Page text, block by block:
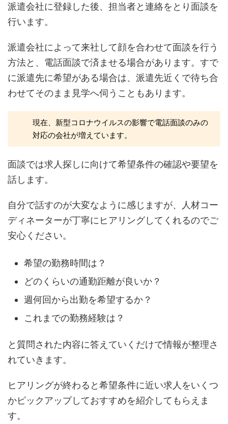
派遣会社に登録した後、担当者と連絡をとり面談を
行います。
派遣会社によって来社して顔を合わせて面談を行う
方法と、電話面談で済ませる場合があります。すで
に派遣先に希望がある場合は、派遣先近くで待ち合
わせてそのまま見学へ伺うこともあります。
現在、新型コロナウイルスの影響で電話面談のみの
対応の会社が増えています。
面談では求人探しに向けて希望条件の確認や要望を
話します。
自分で話すのが大変なように感じますが、人材コー
ディネーターが丁寧にヒアリングしてくれるのでご
安心ください。
希望の勤務時間は？
どのくらいの通勤距離が良いか？
週何回から出勤を希望するか？
これまでの勤務経験は？
と質問された内容に答えていくだけで情報が整理さ
れていきます。
ヒアリングが終わると希望条件に近い求人をいくつ
かピックアップしておすすめを紹介してもらえま
す。